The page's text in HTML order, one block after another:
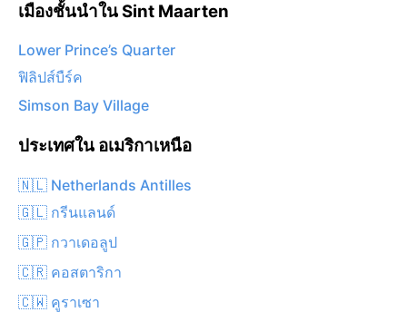
เมืองชั้นนำใน Sint Maarten
Lower Prince’s Quarter
ฟิลิปส์บืร์ค
Simson Bay Village
ประเทศใน อเมริกาเหนือ
🇳🇱 Netherlands Antilles
🇬🇱 กรีนแลนด์
🇬🇵 กวาเดอลูป
🇨🇷 คอสตาริกา
🇨🇼 คูราเซา